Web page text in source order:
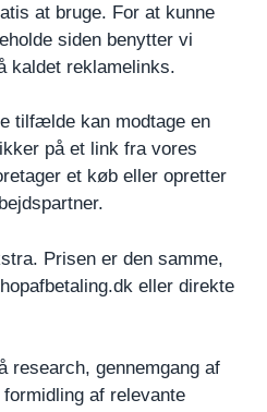
at bruge. For at kunne
siden benytter vi
kaldet reklamelinks.
tilfælde kan modtage en
på et link fra vores
et køb eller opretter
Prisen er den samme,
eller direkte
research, gennemgang af
af relevante